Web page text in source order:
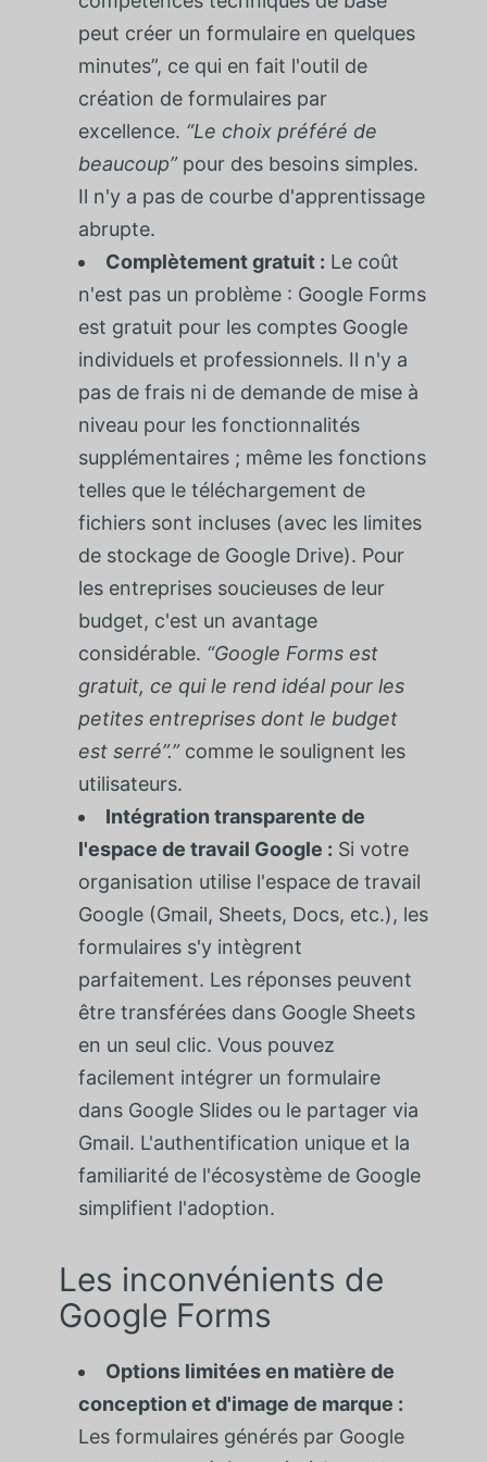
peut créer un formulaire en quelques
minutes”, ce qui en fait l'outil de
création de formulaires par
excellence. “Le choix préféré de
beaucoup”pour des besoins simples.
Il n'y a pas de courbe d'apprentissage
abrupte.
Complètement gratuit : Le coût
n'est pas un problème : Google Forms
est gratuit pour les comptes Google
individuels et professionnels. Il n'y a
pas de frais ni de demande de mise à
niveau pour les fonctionnalités
supplémentaires ; même les fonctions
telles que le téléchargement de
fichiers sont incluses (avec les limites
de stockage de Google Drive). Pour
les entreprises soucieuses de leur
budget, c'est un avantage
considérable. “Google Forms est
gratuit, ce qui le rend idéal pour les
petites entreprises dont le budget
est serré”.”comme le soulignent les
utilisateurs.
Intégration transparente de
l'espace de travail Google : Si votre
organisation utilise l'espace de travail
Google (Gmail, Sheets, Docs, etc.), les
formulaires s'y intègrent
parfaitement. Les réponses peuvent
être transférées dans Google Sheets
en un seul clic. Vous pouvez
facilement intégrer un formulaire
dans Google Slides ou le partager via
Gmail. L'authentification unique et la
familiarité de l'écosystème de Google
simplifient l'adoption.
Les inconvénients de
Google Forms
Options limitées en matière de
conception et d'image de marque :
Les formulaires générés par Google